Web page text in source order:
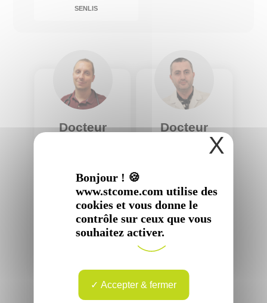
SENLIS
Docteur
Oncologie Médicale -
Cancérologie
Lieu : Compiègne et
son agglomération
Voir
le
Docteur
Lieu : Compiègne et
son agglomération
Voir
X
Bonjour ! 🍪
www.stcome.com utilise des
cookies et vous donne le
contrôle sur ceux que vous
souhaitez activer.
Accepter & fermer